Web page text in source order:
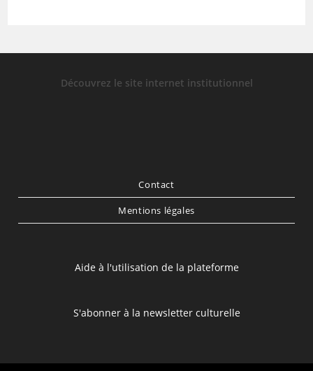
Découvrez le site internet institutionnel
Contact
Mentions légales
Aide à l'utilisation de la plateforme
S'abonner à la newsletter culturelle